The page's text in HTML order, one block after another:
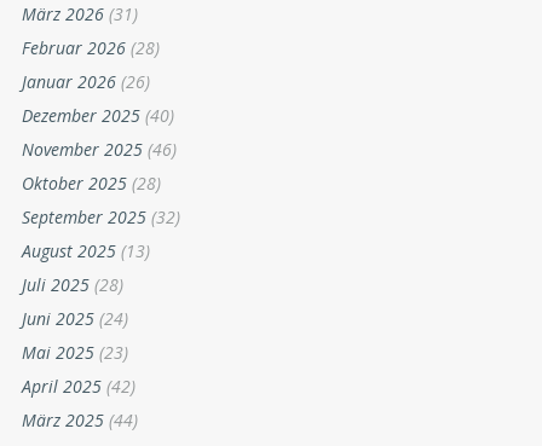
März 2026 (31)
Februar 2026 (28)
Januar 2026 (26)
Dezember 2025 (40)
November 2025 (46)
Oktober 2025 (28)
September 2025 (32)
August 2025 (13)
Juli 2025 (28)
Juni 2025 (24)
Mai 2025 (23)
April 2025 (42)
März 2025 (44)